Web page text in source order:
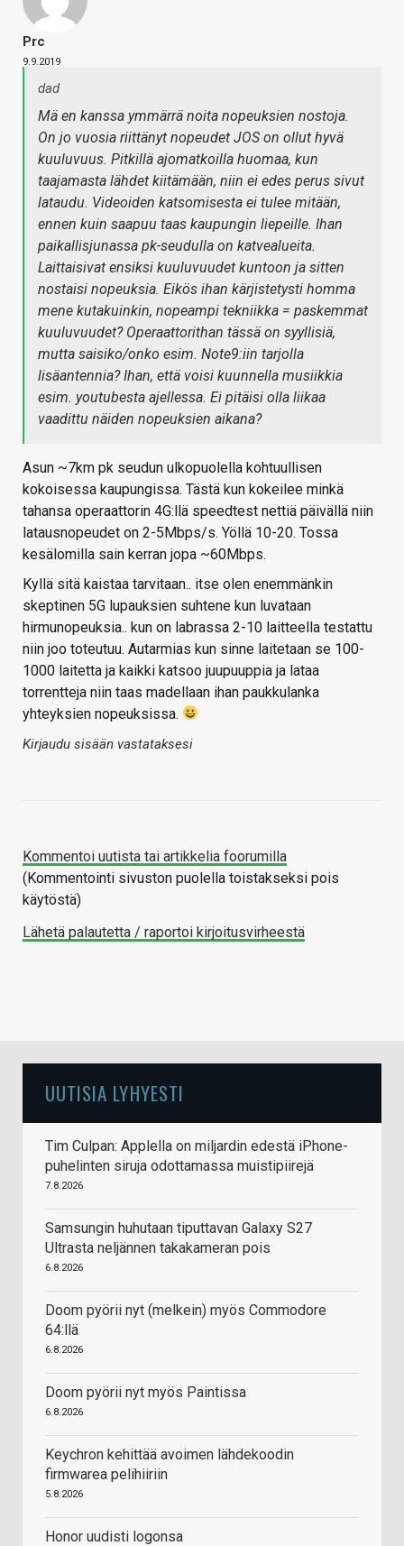
Prc
9.9.2019
dad
Mä en kanssa ymmärrä noita nopeuksien nostoja.
On jo vuosia riittänyt nopeudet JOS on ollut hyvä
kuuluvuus. Pitkillä ajomatkoilla huomaa, kun
taajamasta lähdet kiitämään, niin ei edes perus sivut
lataudu. Videoiden katsomisesta ei tulee mitään,
ennen kuin saapuu taas kaupungin liepeille. Ihan
paikallisjunassa pk-seudulla on katvealueita.
Laittaisivat ensiksi kuuluvuudet kuntoon ja sitten
nostaisi nopeuksia. Eikös ihan kärjistetysti homma
mene kutakuinkin, nopeampi tekniikka = paskemmat
kuuluvuudet? Operaattorithan tässä on syyllisiä,
mutta saisiko/onko esim. Note9:iin tarjolla
lisäantennia? Ihan, että voisi kuunnella musiikkia
esim. youtubesta ajellessa. Ei pitäisi olla liikaa
vaadittu näiden nopeuksien aikana?
Asun ~7km pk seudun ulkopuolella kohtuullisen
kokoisessa kaupungissa. Tästä kun kokeilee minkä
tahansa operaattorin 4G:llä speedtest nettiä päivällä niin
latausnopeudet on 2-5Mbps/s. Yöllä 10-20. Tossa
kesälomilla sain kerran jopa ~60Mbps.
Kyllä sitä kaistaa tarvitaan.. itse olen enemmänkin
skeptinen 5G lupauksien suhtene kun luvataan
hirmunopeuksia.. kun on labrassa 2-10 laitteella testattu
niin joo toteutuu. Autarmias kun sinne laitetaan se 100-
1000 laitetta ja kaikki katsoo juupuuppia ja lataa
torrentteja niin taas madellaan ihan paukkulanka
yhteyksien nopeuksissa.
Kirjaudu sisään vastataksesi
Kommentoi uutista tai artikkelia foorumilla
(Kommentointi sivuston puolella toistakseksi pois
käytöstä)
Lähetä palautetta / raportoi kirjoitusvirheestä
UUTISIA LYHYESTI
Tim Culpan: Applella on miljardin edestä iPhone-
puhelinten siruja odottamassa muistipiirejä
7.8.2026
Samsungin huhutaan tiputtavan Galaxy S27
Ultrasta neljännen takakameran pois
6.8.2026
Doom pyörii nyt (melkein) myös Commodore
64:llä
6.8.2026
Doom pyörii nyt myös Paintissa
6.8.2026
Keychron kehittää avoimen lähdekoodin
firmwarea pelihiiriin
5.8.2026
Honor uudisti logonsa